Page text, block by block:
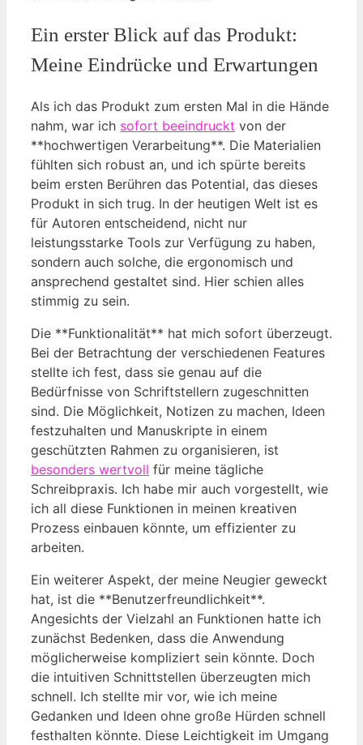
Ein erster Blick auf das Produkt:
Meine Eindrücke und Erwartungen
Als ich das Produkt zum ersten Mal in die Hände
nahm, war ich sofort beeindruckt von der
**hochwertigen Verarbeitung**. Die Materialien
fühlten sich robust an, und ich spürte bereits
beim ersten Berühren das Potential, das dieses
Produkt in sich trug. In der heutigen Welt ist es
für Autoren entscheidend, nicht nur
leistungsstarke Tools zur Verfügung zu haben,
sondern auch solche, die ergonomisch und
ansprechend gestaltet sind. Hier schien alles
stimmig zu sein.
Die **Funktionalität** hat mich sofort überzeugt.
Bei der Betrachtung der verschiedenen Features
stellte ich fest, dass sie genau auf die
Bedürfnisse von Schriftstellern zugeschnitten
sind. Die Möglichkeit, Notizen zu machen, Ideen
festzuhalten und Manuskripte in einem
geschützten Rahmen zu organisieren, ist
besonders wertvoll für meine tägliche
Schreibpraxis. Ich habe mir auch vorgestellt, wie
ich all diese Funktionen in meinen kreativen
Prozess einbauen könnte, um effizienter zu
arbeiten.
Ein weiterer Aspekt, der meine Neugier geweckt
hat, ist die **Benutzerfreundlichkeit**.
Angesichts der Vielzahl an Funktionen hatte ich
zunächst Bedenken, dass die Anwendung
möglicherweise kompliziert sein könnte. Doch
die intuitiven Schnittstellen überzeugten mich
schnell. Ich stellte mir vor, wie ich meine
Gedanken und Ideen ohne große Hürden schnell
festhalten könnte. Diese Leichtigkeit im Umgang